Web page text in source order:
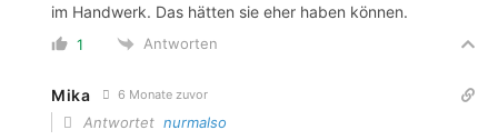
im Handwerk. Das hätten sie eher haben können.
1 Antworten
Mika 6 Monate zuvor
Antwortet nurmalso